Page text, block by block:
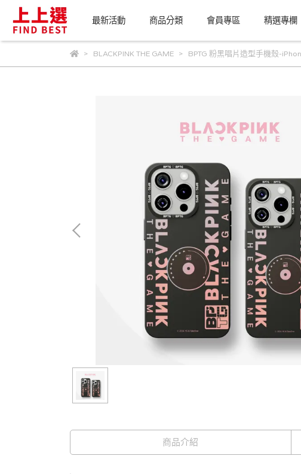
最新活動 商品分類 會員專區 精選專欄
BLACKPINK THE GAME BPTG 粉黑唱片造型手機殼-
商品介紹